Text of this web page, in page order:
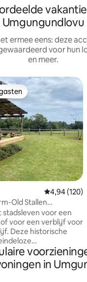
Umgungundlovu
ermee eens: deze
voor hun
en meer.
gasten
4,94 (120)
Old Stallen
stadsleven voor een
voor een verblijf voor
Deze historische
te ontspannen en de
verkennen. We denken
beste van twee
in